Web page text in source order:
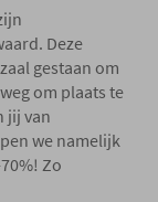
Deze
gestaan om
om plaats te
jij van
we namelijk
Zo